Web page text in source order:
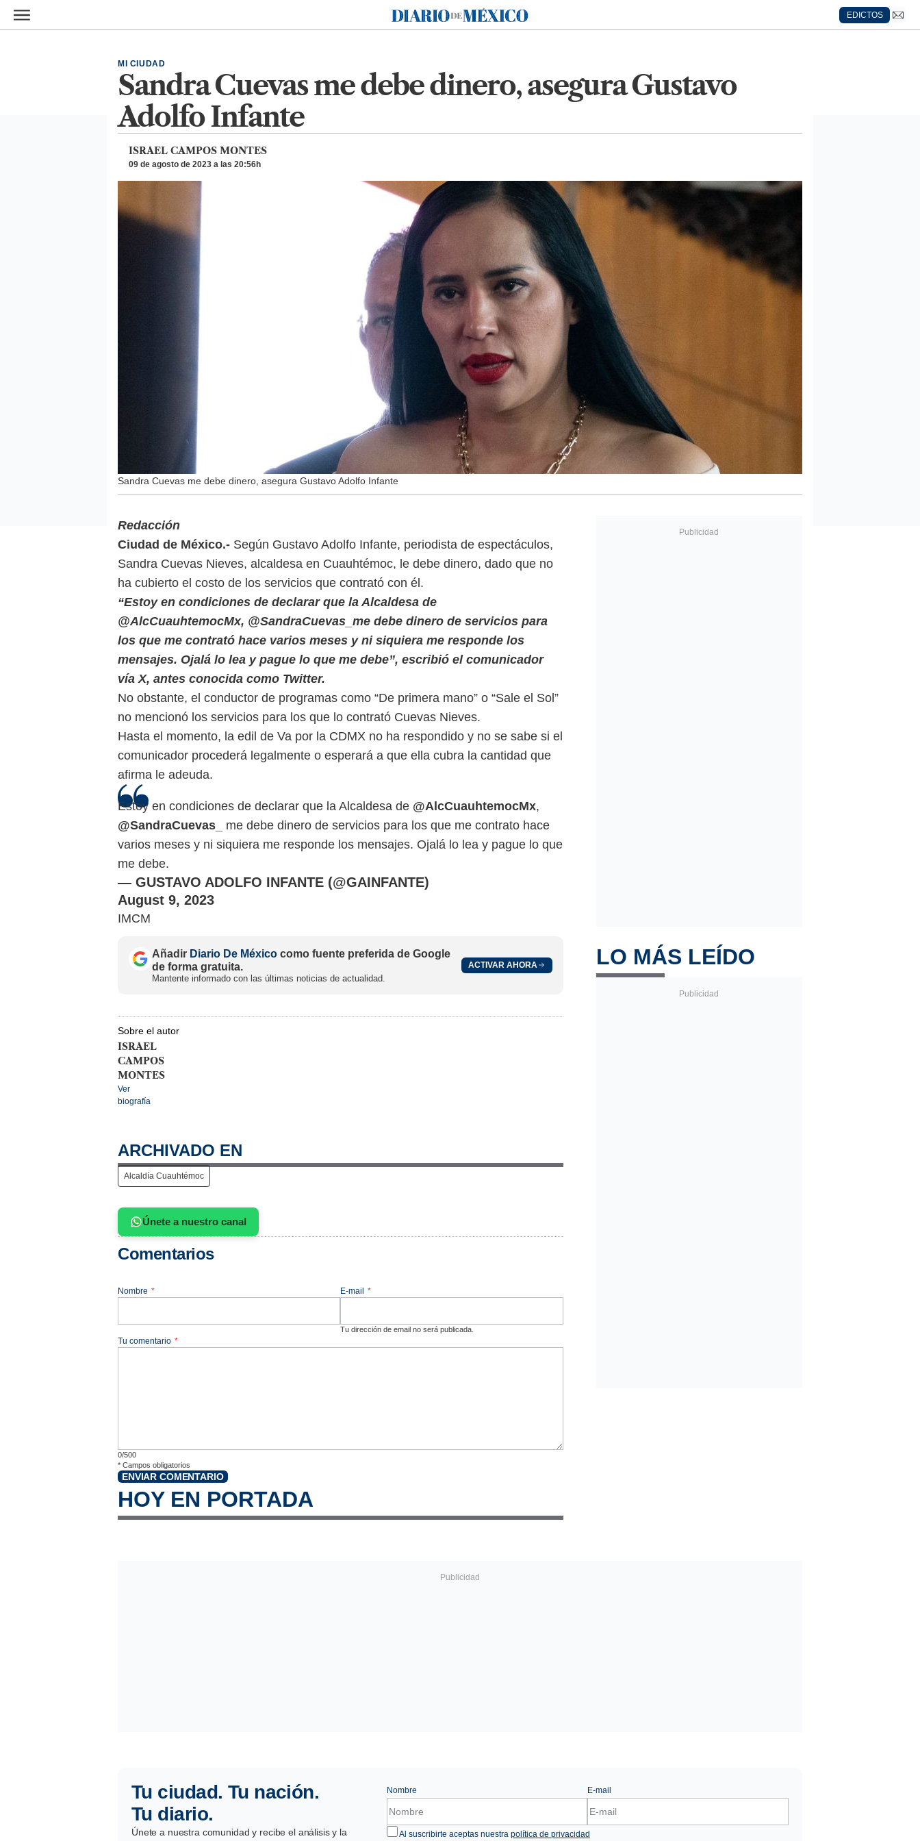
Ir al contenido principal
Diario de México
EDICTOS
Sandra Cuevas me debe dinero, asegura Gustavo
Adolfo Infante
MI CIUDAD
ISRAEL CAMPOS MONTES
09 de agosto de 2023 a las 20:56h
Sandra Cuevas me debe dinero, asegura Gustavo Adolfo Infante
Redacción
Ciudad de México.- Según Gustavo Adolfo Infante, periodista de espectáculos,
Sandra Cuevas Nieves, alcaldesa en Cuauhtémoc, le debe dinero, dado que no
ha cubierto el costo de los servicios que contrató con él.
“Estoy en condiciones de declarar que la Alcaldesa de
@AlcCuauhtemocMx, @SandraCuevas_me debe dinero de servicios para
los que me contrató hace varios meses y ni siquiera me responde los
mensajes. Ojalá lo lea y pague lo que me debe”, escribió el comunicador
vía X, antes conocida como Twitter.
No obstante, el conductor de programas como “De primera mano” o “Sale el Sol”
no mencionó los servicios para los que lo contrató Cuevas Nieves.
Hasta el momento, la edil de Va por la CDMX no ha respondido y no se sabe si el
comunicador procederá legalmente o esperará a que ella cubra la cantidad que
afirma le adeuda.
Estoy en condiciones de declarar que la Alcaldesa de @AlcCuauhtemocMx,
@SandraCuevas_
me debe dinero de servicios para los que me contrato hace
varios meses y ni siquiera me responde los mensajes. Ojalá lo lea y pague lo que
me debe.
— GUSTAVO ADOLFO INFANTE (@GAINFANTE)
August 9, 2023
IMCM
Añadir Diario De México como fuente preferida de Google
de forma gratuita.
Mantente informado con las últimas noticias de actualidad.
ACTIVAR AHORA
Sobre el autor
ISRAEL
CAMPOS
MONTES
Ver
biografía
ARCHIVADO EN
Alcaldía Cuauhtémoc
Únete a nuestro canal
Comentarios
Nombre * E-mail *
Tu dirección de email no será publicada.
Tu comentario *
0/500
* Campos obligatorios
ENVIAR COMENTARIO
HOY EN PORTADA
LO MÁS LEÍDO
Tu ciudad. Tu nación.
Tu diario.
Únete a nuestra comunidad y recibe el análisis y la
Nombre E-mail
Al suscribirte aceptas nuestra política de privacidad